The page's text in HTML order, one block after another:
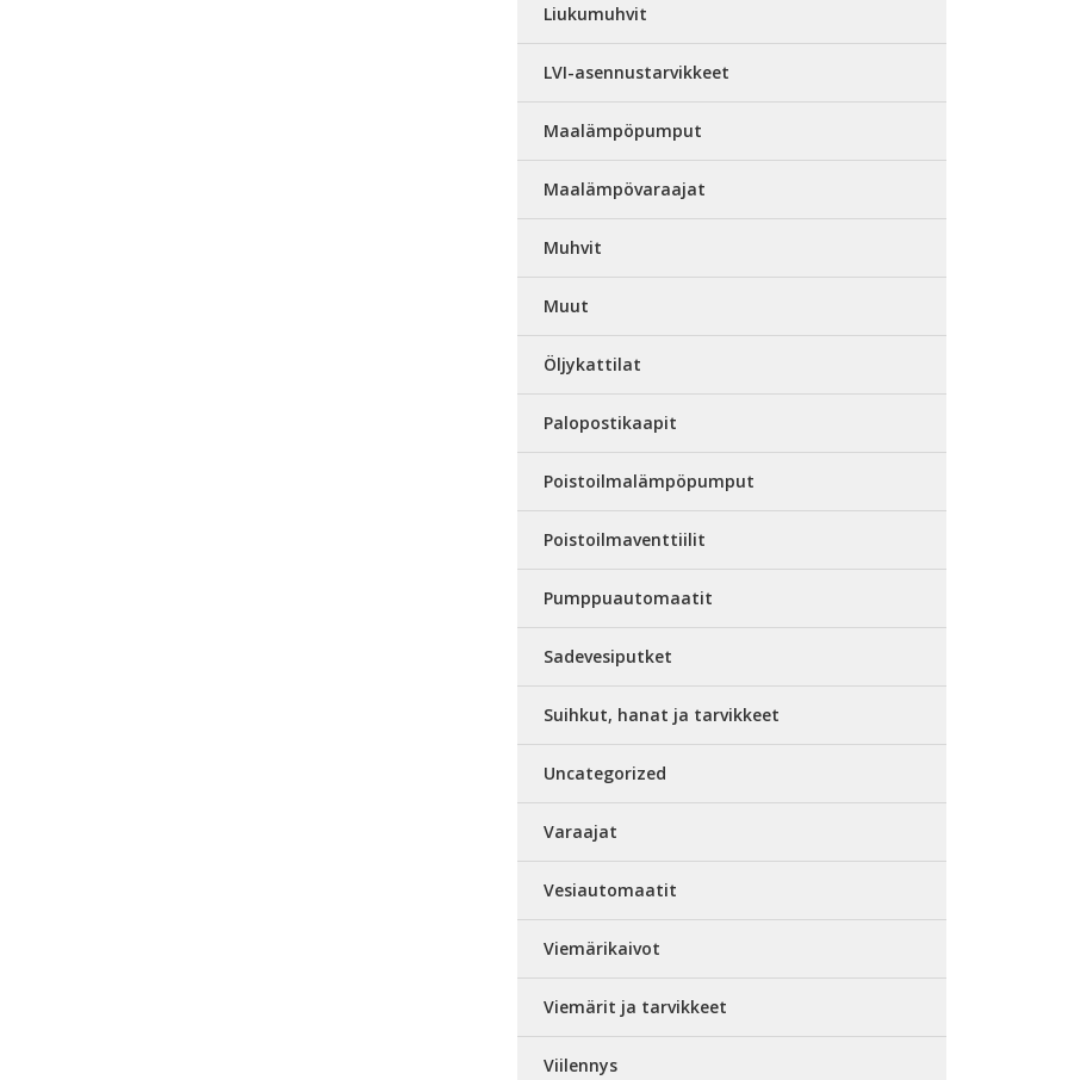
Liukumuhvit
LVI-asennustarvikkeet
Maalämpöpumput
Maalämpövaraajat
Muhvit
Muut
Öljykattilat
Palopostikaapit
Poistoilmalämpöpumput
Poistoilmaventtiilit
Pumppuautomaatit
Sadevesiputket
Suihkut, hanat ja tarvikkeet
Uncategorized
Varaajat
Vesiautomaatit
Viemärikaivot
Viemärit ja tarvikkeet
Viilennys